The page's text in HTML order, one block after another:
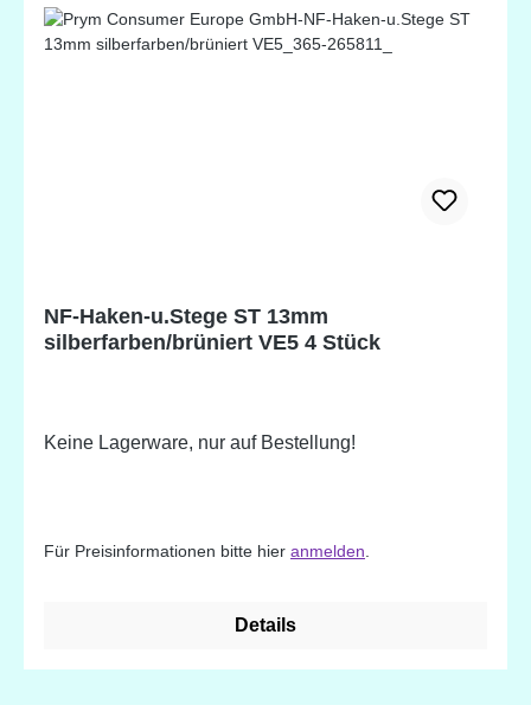
NF-Haken-u.Stege ST 13mm
silberfarben/brüniert VE5 4 Stück
Keine Lagerware, nur auf Bestellung!
Für Preisinformationen bitte hier anmelden
Details